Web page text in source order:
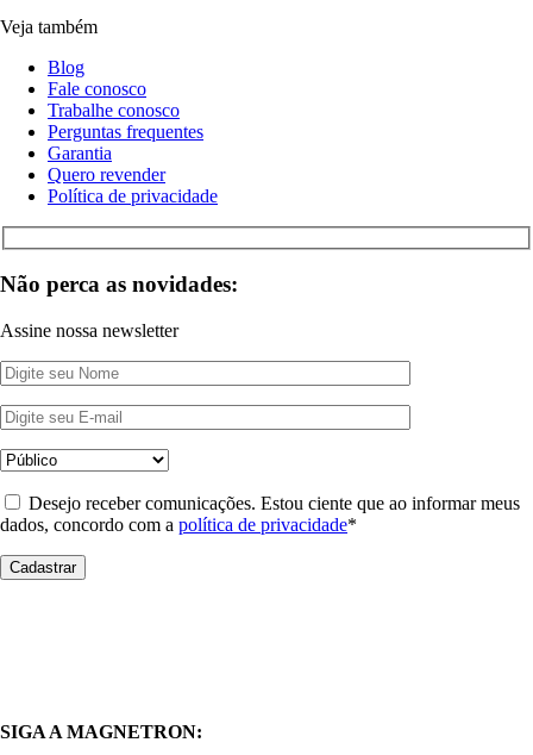
Veja também
Blog
Fale conosco
Trabalhe conosco
Perguntas frequentes
Garantia
Quero revender
Política de privacidade
Não perca as novidades:
Assine nossa newsletter
Desejo receber comunicações. Estou ciente que ao informar meus
dados, concordo com a política de privacidade*
SIGA A MAGNETRON: